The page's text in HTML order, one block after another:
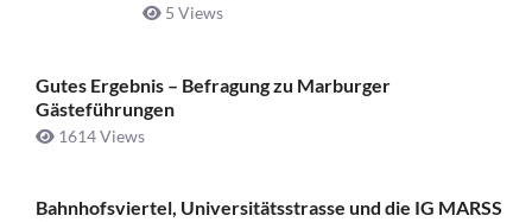
5 Views
Gutes Ergebnis – Befragung zu Marburger
Gästeführungen
1614 Views
Bahnhofsviertel, Universitätsstrasse und die IG MARSS